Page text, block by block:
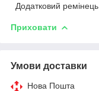
Додатковий ремінець
Приховати
Умови доставки
Нова Пошта